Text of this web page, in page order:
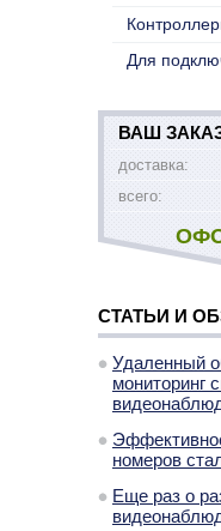
Для
ВАШ
доставка:
всего:
СТАТЬИ И
Удаленный
мониторинг
номеров
Еще раз о